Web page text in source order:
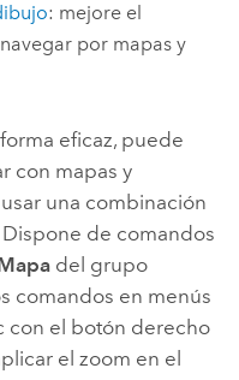
: mejore el
por mapas y
eficaz, puede
con mapas y
una combinación
de comandos
del grupo
comandos en menús
con el botón derecho
el zoom en el